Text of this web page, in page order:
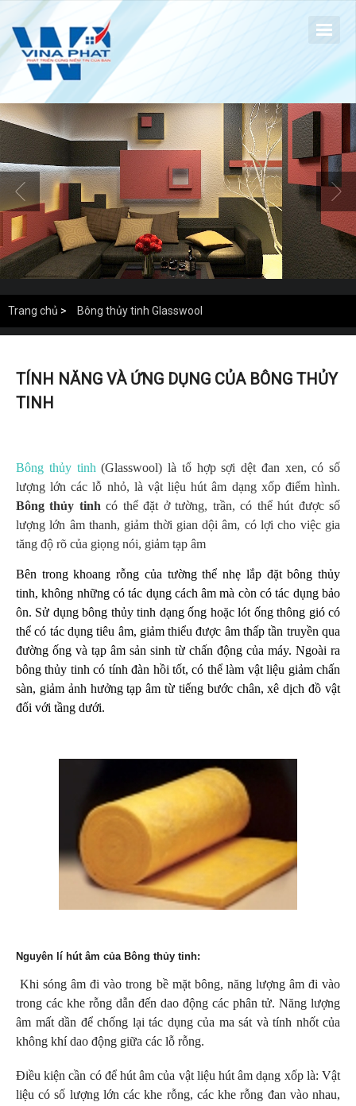
Trang chủ > Bông thủy tinh Glasswool
TÍNH NĂNG VÀ ỨNG DỤNG CỦA BÔNG THỦY
TINH
Bông thủy tinh (Glasswool) là tổ hợp sợi dệt đan xen, có số
lượng lớn các lỗ nhỏ, là vật liệu hút âm dạng xốp điểm hình.
Bông thủy tinh có thể đặt ở tường, trần, có thể hút được số
lượng lớn âm thanh, giảm thời gian dội âm, có lợi cho việc gia
tăng độ rõ của giọng nói, giảm tạp âm
Bên trong khoang rỗng của tường thể nhẹ lắp đặt bông thủy
tinh, không những có tác dụng cách âm mà còn có tác dụng bảo
ôn. Sử dụng bông thủy tinh dạng ống hoặc lót ống thông gió có
thể có tác dụng tiêu âm, giảm thiểu được âm thấp tần truyền qua
đường ống và tạp âm sản sinh từ chấn động của máy. Ngoài ra
bông thủy tinh có tính đàn hồi tốt, có thể làm vật liệu giảm chấn
sàn, giảm ảnh hưởng tạp âm từ tiếng bước chân, xê dịch đồ vật
đối với tầng dưới.
Nguyên lí hút âm của Bông thủy tinh:
Khi sóng âm đi vào trong bề mặt bông, năng lượng âm đi vào
trong các khe rỗng dẫn đến dao động các phân tử. Năng lượng
âm mất dần để chống lại tác dụng của ma sát và tính nhốt của
không khí dao động giữa các lỗ rỗng.
Điều kiện cần có để hút âm của vật liệu hút âm dạng xốp là: Vật
liệu có số lượng lớn các khe rỗng, các khe rỗng đan vào nhau,